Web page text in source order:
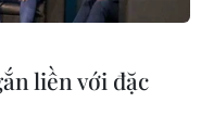
liền với đặc